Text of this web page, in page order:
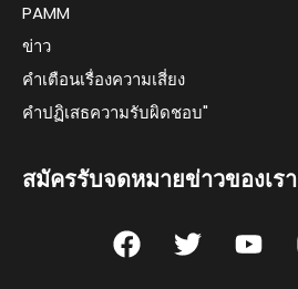
PAMM
ข่าว
คำเตือนเรื่องความเสี่ยง
คำปฏิเสธความรับผิดชอบ"
สมัครรับจดหมายข่าวของเรา
F
a
T
w
Y
o